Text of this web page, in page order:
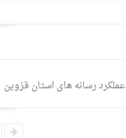
عملکرد رسانه های استان قزوین